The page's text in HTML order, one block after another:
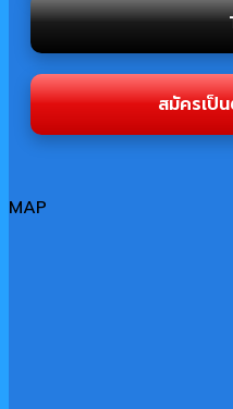
สมัครเป็
MAP